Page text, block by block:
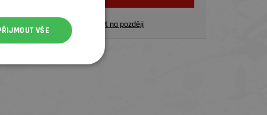
Uložit na později
VŠE